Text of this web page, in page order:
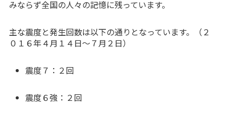
みならず全国の人々の記憶に残っています。
主な震度と発生回数は以下の通りとなっています。（２
０１６年４月１４日～７月２日）
震度７：２回
震度６強：２回